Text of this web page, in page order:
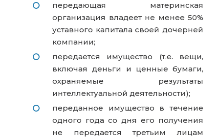
передающая материнская
организация владеет не менее 50%
уставного капитала своей дочерней
компании;
передается имущество (т.е. вещи,
включая деньги и ценные бумаги,
охраняемые результаты
интеллектуальной деятельности);
переданное имущество в течение
одного года со дня его получения
не передается третьим лицам